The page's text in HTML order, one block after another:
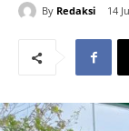
By Redaksi 14